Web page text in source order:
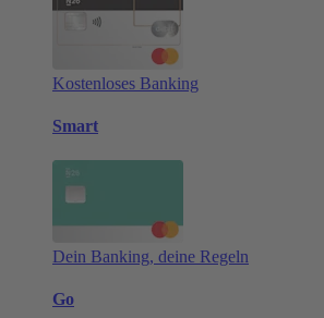
Kostenloses Banking
Smart
Dein Banking, deine Regeln
Go